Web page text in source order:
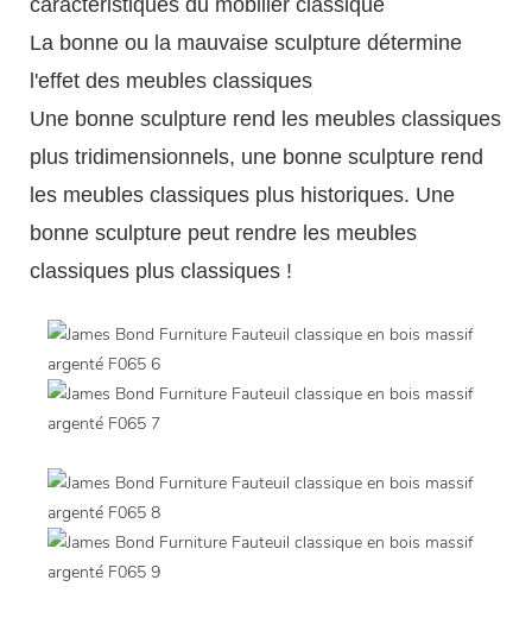
caractéristiques du mobilier classique
La bonne ou la mauvaise sculpture détermine
l'effet des meubles classiques
Une bonne sculpture rend les meubles classiques
plus tridimensionnels, une bonne sculpture rend
les meubles classiques plus historiques. Une
bonne sculpture peut rendre les meubles
classiques plus classiques !